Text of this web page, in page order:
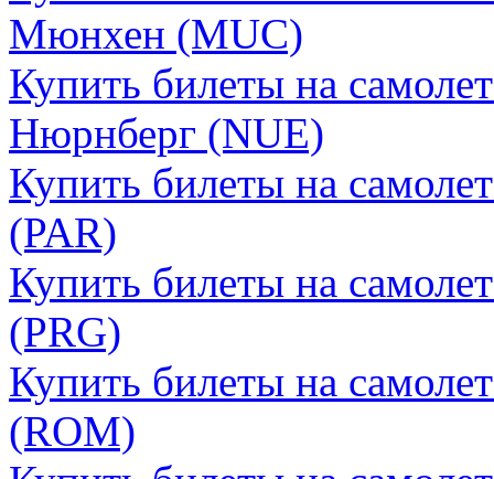
Мюнхен (MUC)
Купить билеты на
Нюрнберг (NUE)
Купить билеты на
(PAR)
Купить билеты на
(PRG)
Купить билеты на
(ROM)